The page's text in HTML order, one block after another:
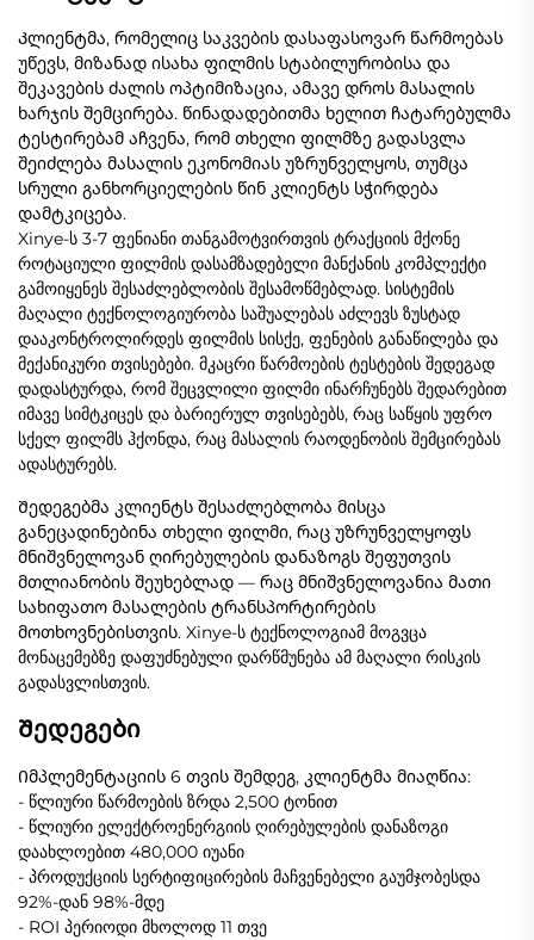
Კლიენტმა, რომელიც საკვების დასაფასოვარ წარმოებას
უწევს, მიზანად ისახა ფილმის სტაბილურობისა და
შეკავების ძალის ოპტიმიზაცია, ამავე დროს მასალის
ხარჯის შემცირება. წინადადებითმა ხელით ჩატარებულმა
ტესტირებამ აჩვენა, რომ თხელი ფილმზე გადასვლა
შეიძლება მასალის ეკონომიას უზრუნველყოს, თუმცა
სრული განხორციელების წინ კლიენტს სჭირდება
დამტკიცება.
Xinye-ს 3-7 ფენიანი თანგამოტვირთვის ტრაქციის მქონე
როტაციული ფილმის დასამზადებელი მანქანის კომპლექტი
გამოიყენეს შესაძლებლობის შესამოწმებლად. სისტემის
მაღალი ტექნოლოგიურობა საშუალებას აძლევს ზუსტად
დააკონტროლირდეს ფილმის სისქე, ფენების განაწილება და
მექანიკური თვისებები. მკაცრი წარმოების ტესტების შედეგად
დადასტურდა, რომ შეცვლილი ფილმი ინარჩუნებს შედარებით
იმავე სიმტკიცეს და ბარიერულ თვისებებს, რაც საწყის უფრო
სქელ ფილმს ჰქონდა, რაც მასალის რაოდენობის შემცირებას
ადასტურებს.
Შედეგებმა კლიენტს შესაძლებლობა მისცა
განეცადინებინა თხელი ფილმი, რაც უზრუნველყოფს
მნიშვნელოვან ღირებულების დანაზოგს შეფუთვის
მთლიანობის შეუხებლად — რაც მნიშვნელოვანია მათი
სახიფათო მასალების ტრანსპორტირების
მოთხოვნებისთვის. Xinye-ს ტექნოლოგიამ მოგვცა
მონაცემებზე დაფუძნებული დარწმუნება ამ მაღალი რისკის
გადასვლისთვის.
Შედეგები
Იმპლემენტაციის 6 თვის შემდეგ, კლიენტმა მიაღწია:
- წლიური წარმოების ზრდა 2,500 ტონით
- წლიური ელექტროენერგიის ღირებულების დანაზოგი
დაახლოებით 480,000 იუანი
- პროდუქციის სერტიფიცირების მაჩვენებელი გაუმჯობესდა
92%-დან 98%-მდე
- ROI პერიოდი მხოლოდ 11 თვე